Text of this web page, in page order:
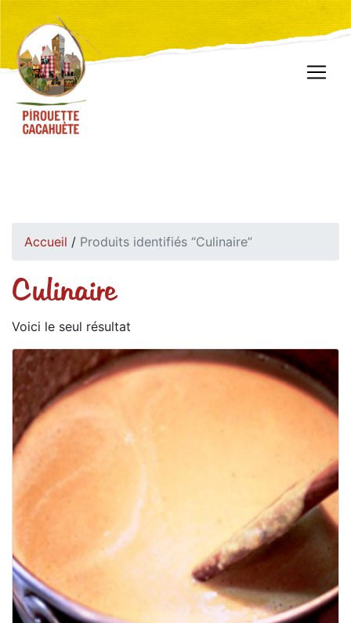
Accueil / Produits identifiés “Culinaire”
Culinaire
Voici le seul résultat